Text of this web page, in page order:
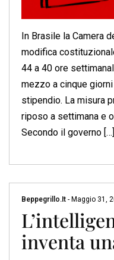
In Brasile la Camera
modifica
44 a 40 ore
mezzo a cinque
stipendio. La misura
riposo a settimana e
Secondo il governo […]
Beppegrillo.it - Maggio 31,
inventa